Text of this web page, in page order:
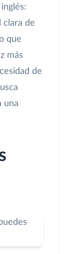
clara de
que
más
de
una